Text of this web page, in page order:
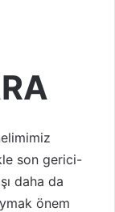
son gerici-
daha da
önem